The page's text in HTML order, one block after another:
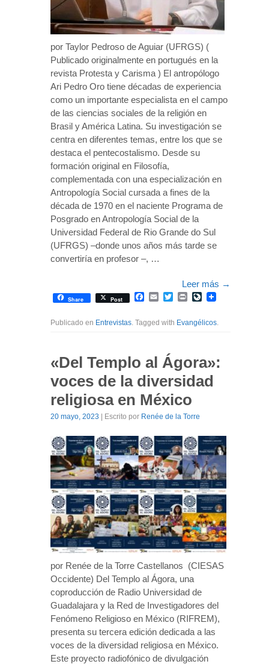
por Taylor Pedroso de Aguiar (UFRGS) (
Publicado originalmente en portugués en la
revista Protesta y Carisma ) El antropólogo
Ari Pedro Oro tiene décadas de experiencia
como un importante especialista en el campo
de las ciencias sociales de la religión en
Brasil y América Latina. Su investigación se
centra en diferentes temas, entre los que se
destaca el pentecostalismo. Desde su
formación original en Filosofía,
complementada con una especialización en
Antropología Social cursada a fines de la
década de 1970 en el naciente Programa de
Posgrado en Antropología Social de la
Universidad Federal de Rio Grande do Sul
(UFRGS) –donde unos años más tarde se
convertiría en profesor –, …
Leer más →
Share Post Facebook
EmailTwitterPrintLiveJournal
Publicado en Entrevistas . Tagged with Evangélicos
«Del Templo al Ágora»:
voces de la diversidad
religiosa en México
20 mayo, 2023 | Escrito por Renée de la Torre
por Renée de la Torre Castellanos (CIESAS
Occidente) Del Templo al Ágora, una
coproducción de Radio Universidad de
Guadalajara y la Red de Investigadores del
Fenómeno Religioso en México (RIFREM),
presenta su tercera edición dedicada a las
voces de la diversidad religiosa en México.
Este proyecto radiofónico de divulgación